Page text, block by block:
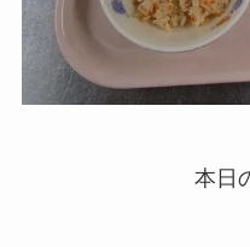
本日